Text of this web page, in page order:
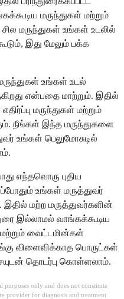
மருந்துகள் மற்றும்
மருந்துகள் உங்கள் உடலில்
இது மேலும் பக்க
உங்கள் உடல்
என்பதை மாற்றும். இதில்
மருந்துகள் மற்றும்
நீங்கள் இந்த மருந்துகளை
உங்கள் பெலுமோசுடில்
எந்தவொரு புதிய
உங்கள் மருத்துவர்
இதில் மற்ற மருத்துவர்களின்
இல்லாமல் வாங்கக்கூடிய
வைட்டமின்கள்
விளைவிக்காத பொருட்கள்
தொடர்பு கொள்ளலாம்.
only and does not constitute
provider for diagnosis and treatment